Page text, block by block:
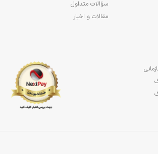
سؤالات متداول
مقالات و اخبار